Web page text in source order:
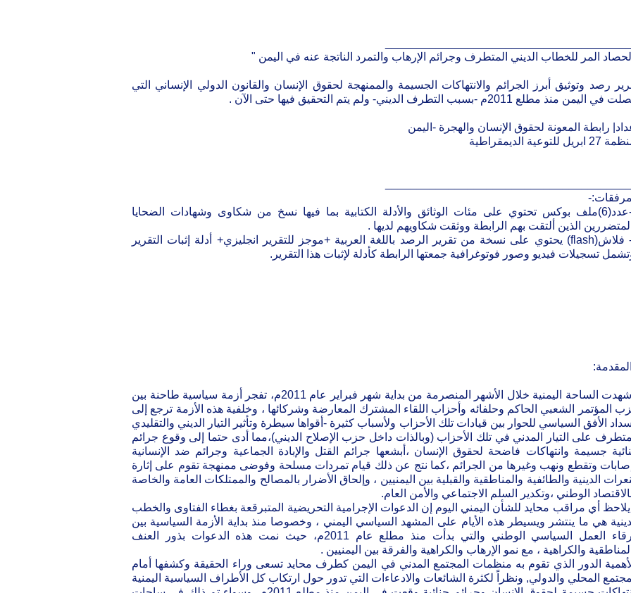
المر للخطاب الديني المتطرف وجرائم الإرهاب والتمرد الناتجة عنه في اليمن "
رصد وتوثيق أبرز الجرائم والانتهاكات الجسيمة والممنهجة لحقوق الإنسان والقانون الدولي الإنساني التي
اليمن منذ مطلع 2011م -بسبب التطرف الديني- ولم يتم التحقيق فيها حتى الآن .
رابطة المعونة لحقوق الإنسان والهجرة -اليمن
للتوعية الديمقراطية
1-عدد(6)ملف بوكس تحتوي على مئات الوثائق والأدلة الكتابية بما فيها نسخ من شكاوى وشهادات الضحايا
الذين ألتقت بهم الرابطة ووثقت شكاويهم لديها .
2- فلاش(flash) يحتوي على نسخة من تقرير الرصد باللغة العربية +موجز للتقرير انجليزي+ أدلة إثبات التقرير
تسجيلات فيديو وصور فوتوغرافية جمعتها الرابطة كأدلة لإثبات هذا التقرير.
- شهدت الساحة اليمنية خلال الأشهر المنصرمة من بداية شهر فبراير عام 2011م، تفجر أزمة سياسية طاحنة بين
المؤتمر الشعبي الحاكم وحلفائه وأحزاب اللقاء المشترك المعارضة وشركائها ، وخلفية هذه الأزمة ترجع إلى
الأفق السياسي للحوار بين قيادات تلك الأحزاب ولأسباب كثيرة -أقواها سيطرة وتأثير التيار الديني والتقليدي
على التيار المدني في تلك الأحزاب (وبالذات داخل حزب الإصلاح الديني)،مما أدى حتما إلى وقوع جرائم
جسيمة وانتهاكات فاضحة لحقوق الإنسان ،أبشعها جرائم القتل والإبادة الجماعية وجرائم ضد الإنسانية
وتقطع ونهب وغيرها من الجرائم ،كما نتج عن ذلك قيام تمردات مسلحة وفوضى ممنهجة تقوم على إثارة
الدينية والطائفية والمناطقية والقبلية بين اليمنيين ، وإلحاق الأضرار بالمصالح والممتلكات العامة والخاصة
الوطني ،وتكدير السلم الاجتماعي والأمن العام.
أي مراقب محايد للشأن اليمني اليوم إن الدعوات الإجرامية التحريضية المتبرقعة بغطاء الفتاوى والخطب
هي ما ينتشر ويسيطر هذه الأيام على المشهد السياسي اليمني ، وخصوصا منذ بداية الأزمة السياسية بين
فرقاء العمل السياسي الوطني والتي بدأت منذ مطلع عام 2011م، حيث نمت هذه الدعوات بذور العنف
والكراهية ، مع نمو الإرهاب والكراهية والفرقة بين اليمنيين .
الدور الذي تقوم به منظمات المجتمع المدني في اليمن كطرف محايد تسعى وراء الحقيقة وكشفها أمام
المحلي والدولي, ونظراً لكثرة الشائعات والادعاءات التي تدور حول ارتكاب كل الأطراف السياسية اليمنية